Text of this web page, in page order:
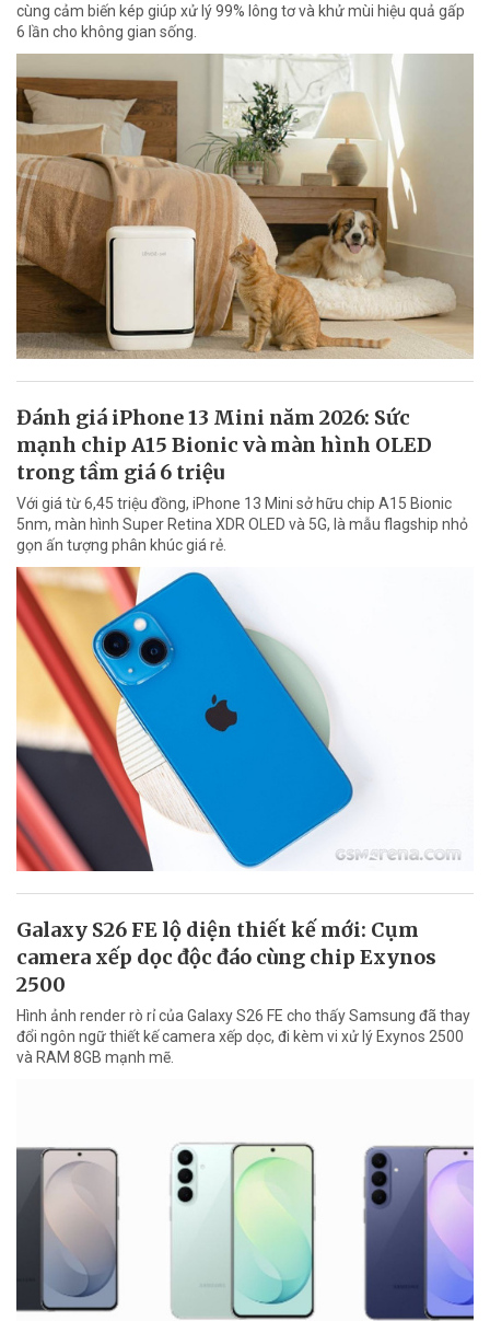
cùng cảm biến kép giúp xử lý 99% lông tơ và khử mùi hiệu quả gấp
6 lần cho không gian sống.
Đánh giá iPhone 13 Mini năm 2026: Sức
mạnh chip A15 Bionic và màn hình OLED
trong tầm giá 6 triệu
Với giá từ 6,45 triệu đồng, iPhone 13 Mini sở hữu chip A15 Bionic
5nm, màn hình Super Retina XDR OLED và 5G, là mẫu flagship nhỏ
gọn ấn tượng phân khúc giá rẻ.
Galaxy S26 FE lộ diện thiết kế mới: Cụm
camera xếp dọc độc đáo cùng chip Exynos
2500
Hình ảnh render rò rỉ của Galaxy S26 FE cho thấy Samsung đã thay
đổi ngôn ngữ thiết kế camera xếp dọc, đi kèm vi xử lý Exynos 2500
và RAM 8GB mạnh mẽ.